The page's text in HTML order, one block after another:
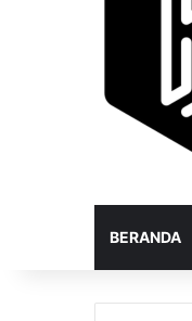
BERANDA